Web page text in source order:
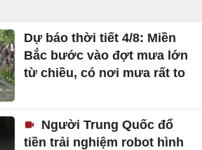
Dự báo thời tiết 4/8: Miền
Bắc bước vào đợt mưa lớn
từ chiều, có nơi mưa rất to
Người Trung Quốc đổ
tiền trải nghiệm robot hình